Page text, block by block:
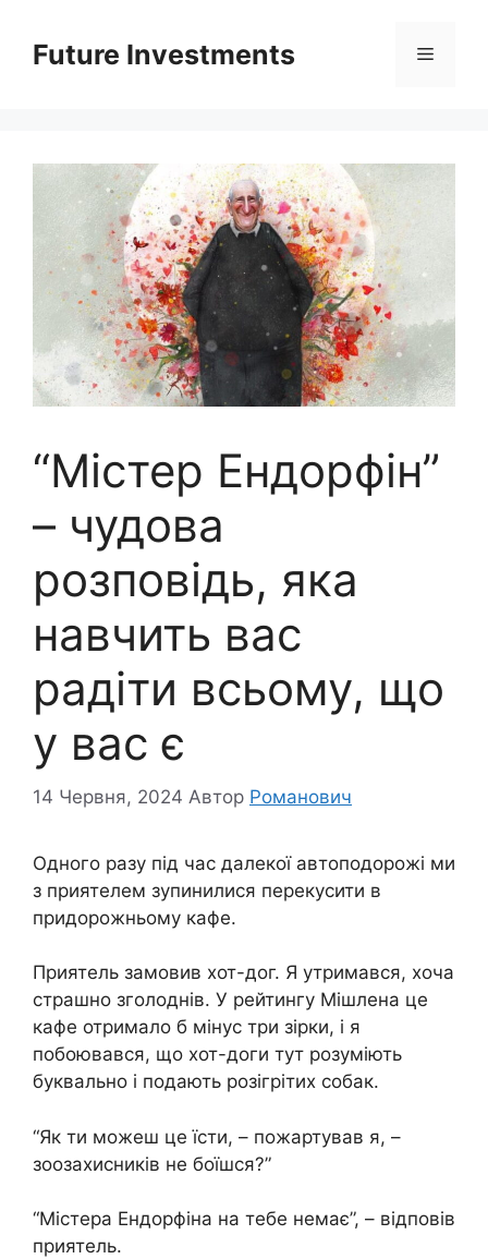
вмістуFuture Investments Меню
“Містер Ендорфін”
– чудова
розповідь, яка
навчить вас
радіти всьому, що
у вас є
14 Червня, 2024 Автор Романович
Одного разу під час далекої автоподорожі ми
з приятелем зупинилися перекусити в
придорожньому кафе.
Приятель замовив хот-дог. Я утримався, хоча
страшно зголоднів. У рейтингу Мішлена це
кафе отримало б мінус три зірки, і я
побоювався, що хот-доги тут розуміють
буквально і подають розігрітих собак.
“Як ти можеш це їсти, – пожартував я, –
зоозахисників не боїшся?”
“Містера Ендорфіна на тебе немає”, – відповів
приятель.